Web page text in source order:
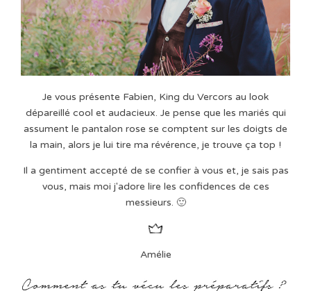
Je vous présente Fabien, King du Vercors au look
dépareillé cool et audacieux. Je pense que les mariés qui
assument le pantalon rose se comptent sur les doigts de
la main, alors je lui tire ma révérence, je trouve ça top !
Il a gentiment accepté de se confier à vous et, je sais pas
vous, mais moi j'adore lire les confidences de ces
messieurs. 🙂
Amélie